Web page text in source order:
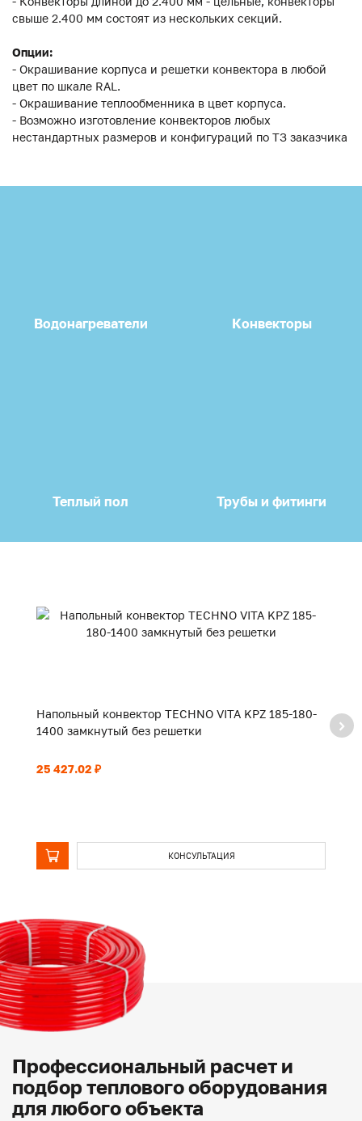
свыше 2.400 мм состоят из нескольких секций.
Опции:
- Окрашивание корпуса и решетки конвектора в любой
цвет по шкале RAL.
- Окрашивание теплообменника в цвет корпуса.
- Возможно изготовление конвекторов любых
нестандартных размеров и конфигураций по ТЗ заказчика
Водонагреватели Конвекторы
Теплый пол Трубы и фитинги
Напольный конвектор TECHNO VITA KPZ 185-180-
1400 замкнутый без решетки
25 427.02 ₽
КОНСУЛЬТАЦИЯ
Профессиональный расчет и
подбор теплового оборудования
для любого объекта